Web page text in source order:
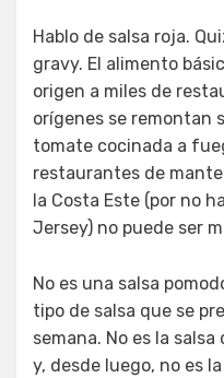
Hablo de salsa roja.
gravy. El alimento
origen a miles de
orígenes se remontan
tomate cocinada a
restaurantes de
la Costa Este (por no
Jersey) no puede ser
No es una salsa
tipo de salsa que se
semana. No es la
y, desde luego, no es